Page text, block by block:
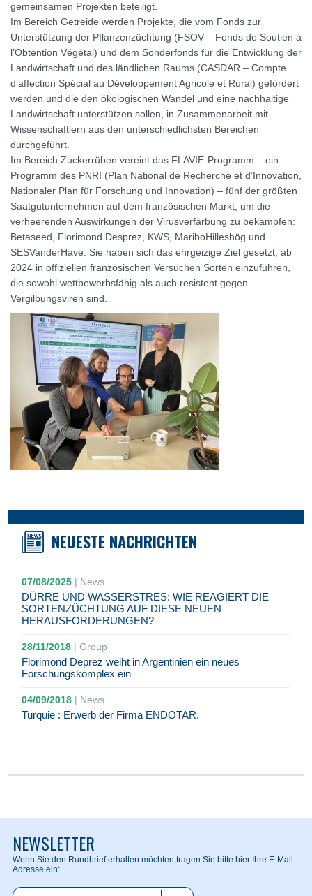
gemeinsamen Projekten beteiligt.
Im Bereich Getreide werden Projekte, die vom Fonds zur
Unterstützung der Pflanzenzüchtung (FSOV – Fonds de Soutien à
l’Obtention Végétal) und dem Sonderfonds für die Entwicklung der
Landwirtschaft und des ländlichen Raums (CASDAR – Compte
d’affection Spécial au Développement Agricole et Rural) gefördert
werden und die den ökologischen Wandel und eine nachhaltige
Landwirtschaft unterstützen sollen, in Zusammenarbeit mit
Wissenschaftlern aus den unterschiedlichsten Bereichen
durchgeführt.
Im Bereich Zuckerrüben vereint das FLAVIE-Programm – ein
Programm des PNRI (Plan National de Recherche et d’Innovation,
Nationaler Plan für Forschung und Innovation) – fünf der größten
Saatgutunternehmen auf dem französischen Markt, um die
verheerenden Auswirkungen der Virusverfärbung zu bekämpfen:
Betaseed, Florimond Desprez, KWS, MariboHilleshög und
SESVanderHave. Sie haben sich das ehrgeizige Ziel gesetzt, ab
2024 in offiziellen französischen Versuchen Sorten einzuführen,
die sowohl wettbewerbsfähig als auch resistent gegen
Vergilbungsviren sind.
NEUESTE NACHRICHTEN
07/08/2025 | News
DÜRRE UND WASSERSTRES: WIE REAGIERT DIE
SORTENZÜCHTUNG AUF DIESE NEUEN
HERAUSFORDERUNGEN?
28/11/2018 |Group
Florimond Deprez weiht in Argentinien ein neues
Forschungskomplex ein
04/09/2018 | News
Turquie : Erwerb der Firma ENDOTAR.
NEWSLETTER
Wenn Sie den Rundbrief erhalten möchten,tragen Sie bitte hier Ihre E-Mail-
Adresse ein: